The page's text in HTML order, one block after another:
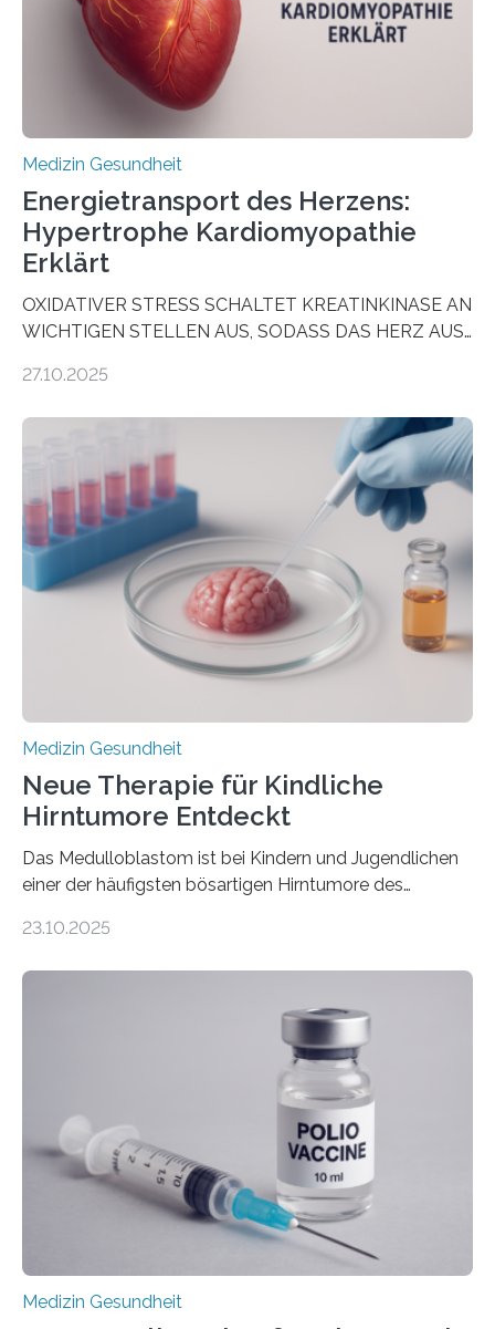
dienen könnte. Darmkrebs zählt weltweit zu den
häufigsten Krebsarten und stellt…
Medizin Gesundheit
Energietransport des Herzens:
Hypertrophe Kardiomyopathie
Erklärt
OXIDATIVER STRESS SCHALTET KREATINKINASE AN
WICHTIGEN STELLEN AUS, SODASS DAS HERZ AUS
aus dem Deutschen Zentrum für Herzinsuffizienz
im Journal Circulation, warum der Energietransport bei
der Hypertrophen Kardiomyopathie (HCM) versagen
kann und wie sich durch eine Verringerung der
Herzbelastung und des oxidativen Stresses
Rhythmusstörungen reduzieren lassen. Würzburg. Die
hypertrophe Kardiomyopathie (HCM) ist die häufigste
erblich bedingte Herzerkrankung. Sie führt dazu, dass
sich die linke Herzkammer verdickt, der Herzmuskel zu
stark kontrahiert…
27.10.2025
Medizin Gesundheit
Neue Therapie für Kindliche
Hirntumore Entdeckt
Das Medulloblastom ist bei Kindern und Jugendlichen
einer der häufigsten bösartigen Hirntumore des
Betroffenen können mit heutigen Methoden geheilt
Dringend benötigt werden zielgerichtete Therapien, die
nur Tumorschwachstellen angreifen und normales
Gewebe verschonen. Forschende um Daniel Merk vom
Hertie-Institut für klinische Hirnforschung am
Universitätsklinikum Tübingen haben eine solche
Schwachstelle im Erbgut einer Untergruppe des
Medulloblastoms gefunden. Die Wilhelm Sander-
Stiftung unterstützte das Projekt…
23.10.2025
Medizin Gesundheit